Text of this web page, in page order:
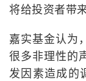
将给投资者带
嘉实基金认为
很多非理性的
发因素造成的